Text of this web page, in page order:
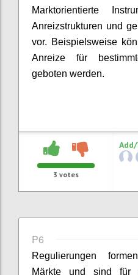
Marktorientierte
Anreizstrukturen und
vor. Beispielsweise
Anreize für
geboten werden.
3 votes
P6
Regulierungen
Märkte und sind für